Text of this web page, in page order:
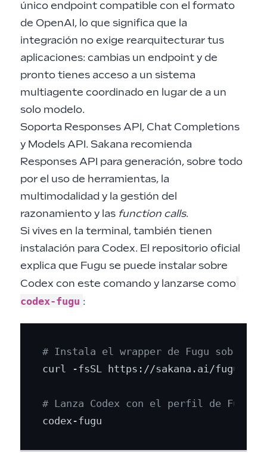
único endpoint compatible con el formato
de OpenAI, lo que significa que la
integración no exige rearquitecturar tus
aplicaciones: cambias un endpoint y de
pronto tienes acceso a un sistema
multiagente coordinado en lugar de a un
solo modelo.
Soporta Responses API, Chat Completions
y Models API. Sakana recomienda
Responses API para generación, sobre todo
por el uso de herramientas, la
multimodalidad y la gestión del
razonamiento y las function calls.
Si vives en la terminal, también tienen
instalación para Codex. El repositorio oficial
explica que Fugu se puede instalar sobre
Codex con este comando y lanzarse como
codex-fugu :
# Instala el wrapper de Fugu sobre
curl -fsSL https://sakana.ai/fugu/
# Lanza Codex con el perfil de Fugu